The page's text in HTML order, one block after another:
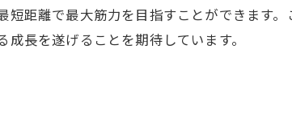
短距離で最大筋力を目指すことができます
成長を遂げることを期待しています。